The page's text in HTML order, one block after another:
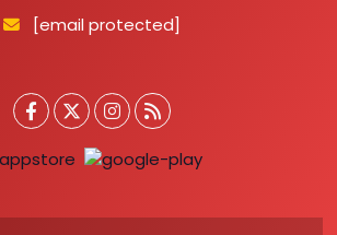
[email protected]